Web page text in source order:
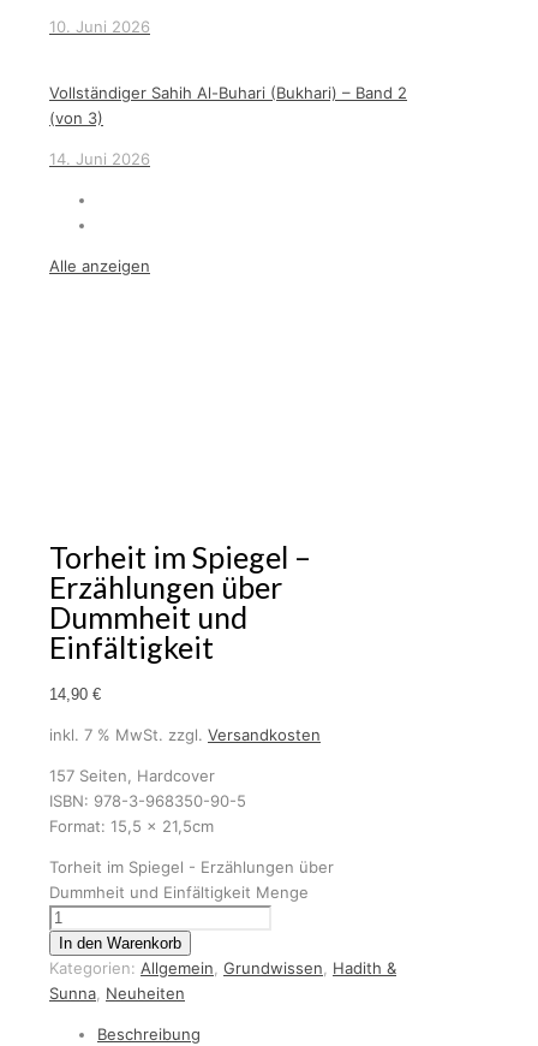
10. Juni 2026
Vollständiger Sahih Al-Buhari (Bukhari) – Band 2
(von 3)
14. Juni 2026
Alle anzeigen
Torheit im Spiegel –
Erzählungen über
Dummheit und
Einfältigkeit
14,90 €
inkl. 7 % MwSt. zzgl. Versandkosten
157 Seiten, Hardcover
ISBN: 978-3-968350-90-5
Format: 15,5 x 21,5cm
Torheit im Spiegel - Erzählungen über
Dummheit und Einfältigkeit Menge
In den Warenkorb
Kategorien: Allgemein, Grundwissen, Hadith &
Sunna, Neuheiten
Beschreibung